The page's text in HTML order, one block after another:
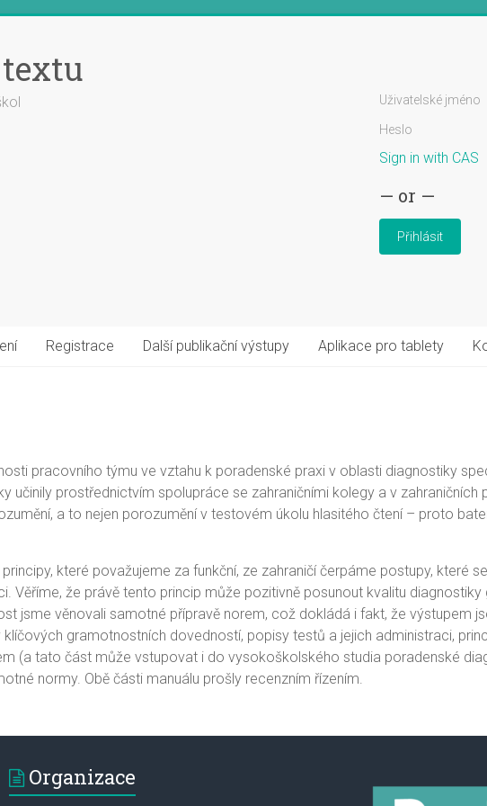
Uživatelské jméno
Heslo
Sign in with CAS
— or —
Registrace Další publikační výstupy Aplikace pro tablety
pracovního týmu ve vztahu k poradenské praxi v oblasti diagnostiky
učinily prostřednictvím spolupráce se zahraničními kolegy a v zahraničních
a to nejen porozumění v testovém úkolu hlasitého čtení – proto
které považujeme za funkční, ze zahraničí čerpáme postupy, které
Věříme, že právě tento princip může pozitivně posunout kvalitu
jsme věnovali samotné přípravě norem, což dokládá i fakt, že výstupem
gramotnostních dovedností, popisy testů a jejich administraci,
(a tato část může vstupovat i do vysokoškolského studia poradenské
normy. Obě části manuálu prošly recenzním řízením.
Organizace